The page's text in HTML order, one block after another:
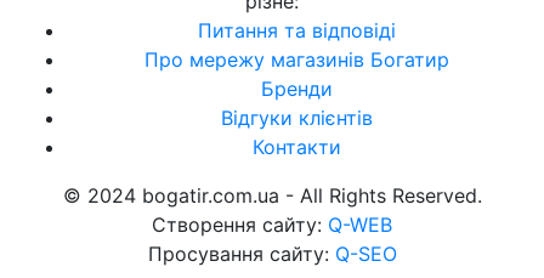
Питання та відповіді
Про мережу магазинів Богатир
Бренди
Відгуки клієнтів
Контакти
© 2024 bogatir.com.ua - All Rights Reserved.
Створення сайту: Q-WEB
Просування сайту: Q-SEO